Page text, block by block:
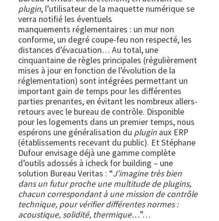
plugin, l’utilisateur de la maquette numérique se
verra notifié les éventuels
manquements réglementaires : un mur non
conforme, un degré coupe-feu non respecté, les
distances d’évacuation… Au total, une
cinquantaine de règles principales (régulièrement
mises à jour en fonction de l’évolution de la
réglementation) sont intégrées permettant un
important gain de temps pour les différentes
parties prenantes, en évitant les nombreux allers-
retours avec le bureau de contrôle. Disponible
pour les logements dans un premier temps, nous
espérons une généralisation du plugin aux ERP
(établissements recevant du public). Et Stéphane
Dufour envisage déjà une gamme complète
d’outils adossés à icheck for building – une
solution Bureau Veritas : “J’imagine très bien
dans un futur proche une multitude de plugins,
chacun correspondant à une mission de contrôle
technique, pour vérifier différentes normes :
acoustique, solidité, thermique…”…